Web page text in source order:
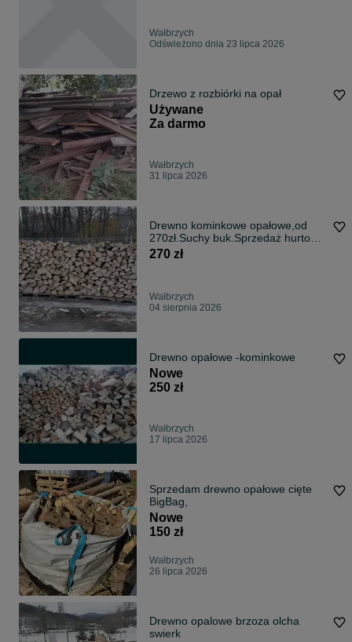
Wałbrzych
Odświeżono dnia 23 lipca 2026
Drzewo z rozbiórki na opał
Używane
Za darmo
Wałbrzych
31 lipca 2026
Drewno kominkowe opałowe,od
270zł.Suchy buk.Sprzedaż hurtowa
buk 350zł
270 zł
Wałbrzych
04 sierpnia 2026
Drewno opałowe -kominkowe
Nowe
250 zł
Wałbrzych
17 lipca 2026
Sprzedam drewno opałowe cięte
BigBag,
Nowe
150 zł
Wałbrzych
26 lipca 2026
Drewno opalowe brzoza olcha
swierk